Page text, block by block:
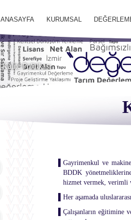
ANASAYFA
KURUMSAL
Kalite Politikası
Gayrimenkul ve
BDDK
hizmet vermek, verimli
Her aşamada
Çalışanların eğitimine